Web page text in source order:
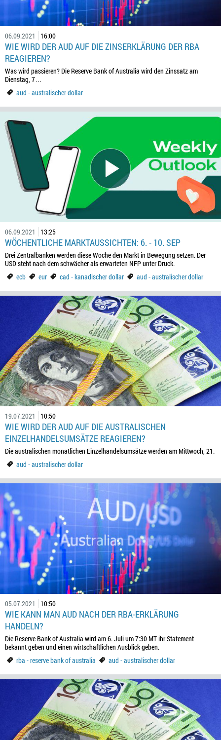
06.09.2021 16:00
WIE WIRD DER AUD AUF DIE ZINSERKLÄRUNG DER RBA
REAGIEREN?
Was wird passieren? Die Reserve Bank of Australia wird den Zinssatz am
Dienstag, 7…
aud - australischer dollar
06.09.2021 13:25
WÖCHENTLICHE MARKTAUSSICHTEN: 6. - 10. SEP
Drei Zentralbanken werden diese Woche den Markt in Bewegung setzen. Der
USD steht nach dem schwächer als erwarteten NFP unter Druck.
ecb
eur cad - kanadischer dollar aud - australischer dollar
19.07.2021 10:50
WIE WIRD DER AUD AUF DIE AUSTRALISCHEN
EINZELHANDELSUMSÄTZE REAGIEREN?
Die australischen monatlichen Einzelhandelsumsätze werden am Mittwoch, 21.
aud - australischer dollar
05.07.2021 10:50
WIE KANN MAN AUD NACH DER RBA-ERKLÄRUNG
HANDELN?
Die Reserve Bank of Australia wird am 6. Juli um 7:30 MT ihr Statement
bekannt geben und einen wirtschaftlichen Ausblick geben.
rba - reserve bank of australia
aud - australischer dollar